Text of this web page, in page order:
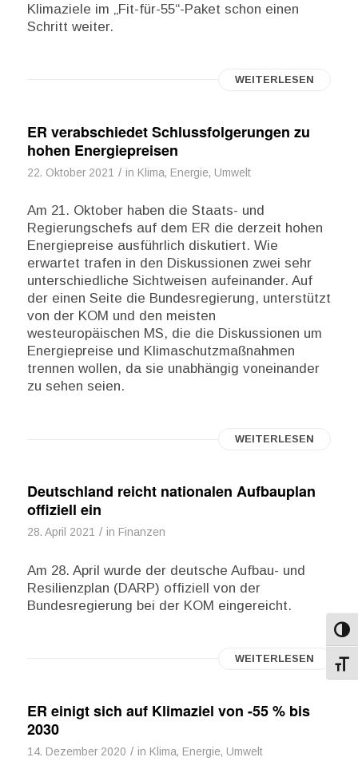
Klimaziele im „Fit-für-55“-Paket schon einen
Schritt weiter.
WEITERLESEN
ER verabschiedet Schlussfolgerungen zu
hohen Energiepreisen
22. Oktober 2021 / in Klima, Energie, Umwelt
Am 21. Oktober haben die Staats- und
Regierungschefs auf dem ER die derzeit hohen
Energiepreise ausführlich diskutiert. Wie
erwartet trafen in den Diskussionen zwei sehr
unterschiedliche Sichtweisen aufeinander. Auf
der einen Seite die Bundesregierung, unterstützt
von der KOM und den meisten
westeuropäischen MS, die die Diskussionen um
Energiepreise und Klimaschutzmaßnahmen
trennen wollen, da sie unabhängig voneinander
zu sehen seien.
WEITERLESEN
Deutschland reicht nationalen Aufbauplan
offiziell ein
28. April 2021 / in Finanzen
Am 28. April wurde der deutsche Aufbau- und
Resilienzplan (DARP) offiziell von der
Bundesregierung bei der KOM eingereicht.
WEITERLESEN
ER einigt sich auf Klimaziel von -55 % bis
2030
14. Dezember 2020 / in Klima, Energie, Umwelt